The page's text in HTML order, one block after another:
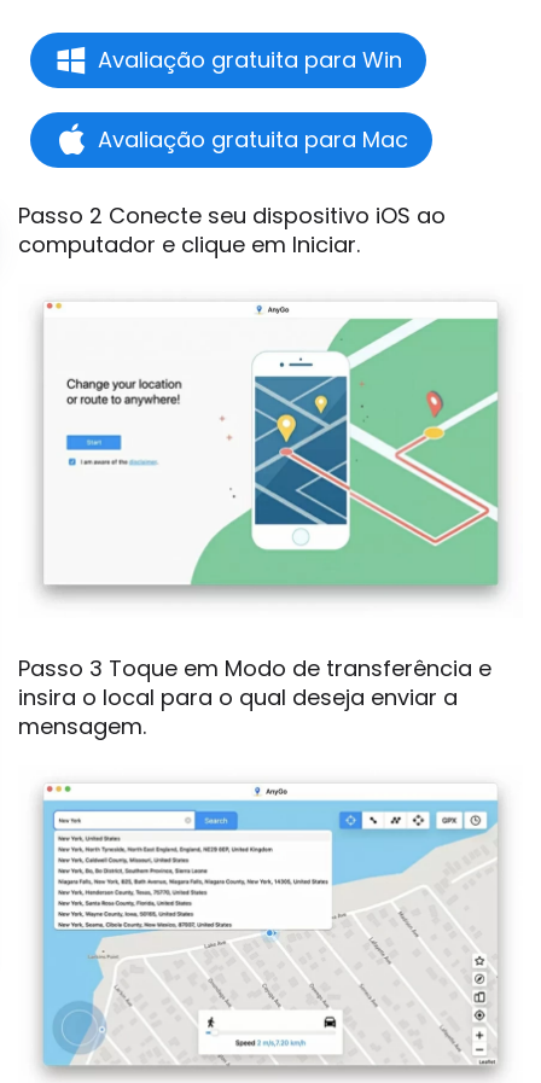
Avaliação gratuita para Win
Avaliação gratuita para Mac
Passo 2 Conecte seu dispositivo iOS ao
computador e clique em Iniciar.
Passo 3 Toque em Modo de transferência e
insira o local para o qual deseja enviar a
mensagem.